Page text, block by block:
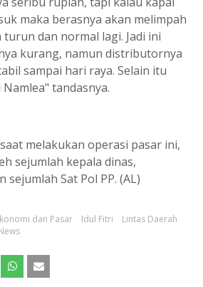
maka berasnya akan melimpah
dan normal lagi. Jadi ini
kurang, namun distributornya
sampai hari raya. Selain itu
tandasnya.
melakukan operasi pasar ini,
sejumlah kepala dinas,
sejumlah Sat Pol PP. (AL)
dan Pasar Idul Fitri
Lintas Daerah